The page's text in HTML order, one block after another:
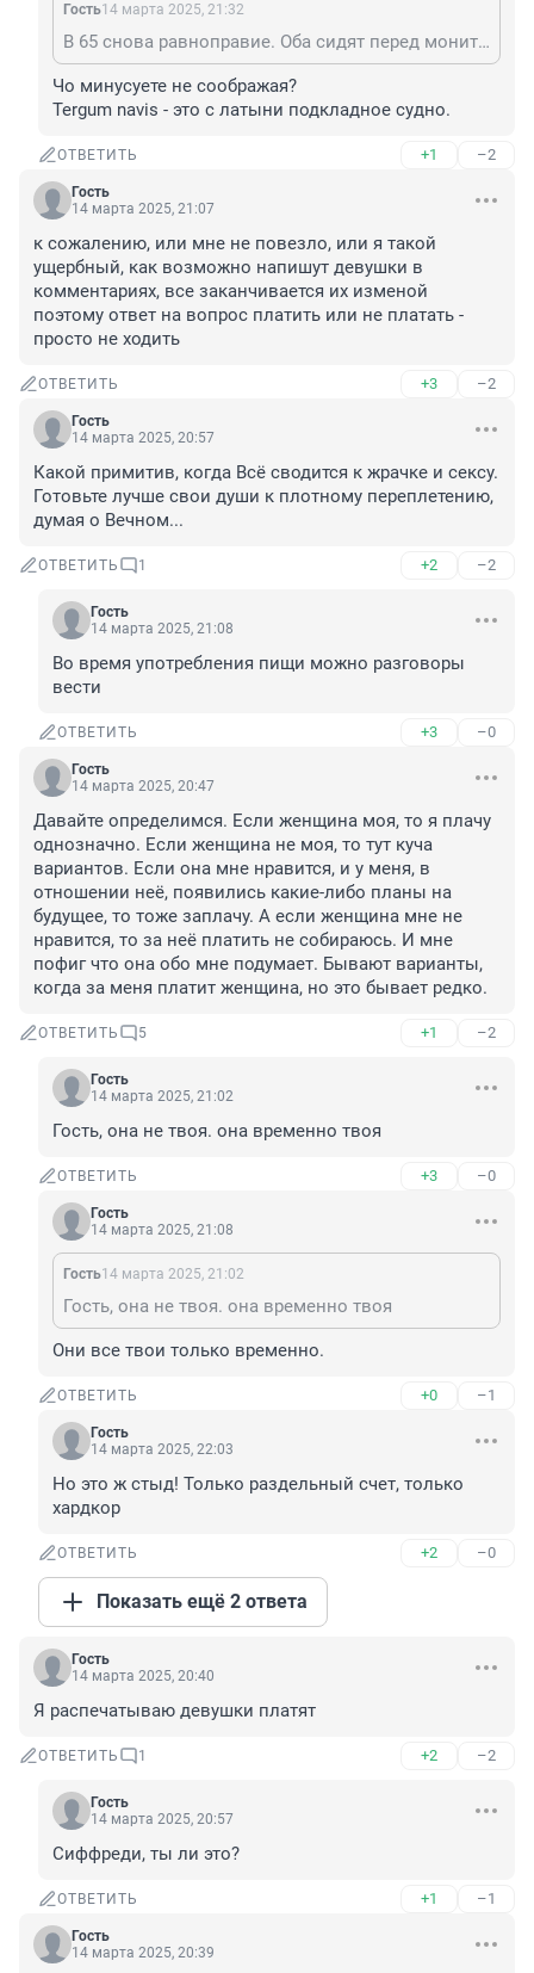
Гость14 марта 2025, 21:32
В 65 снова равноправие. Оба сидят перед монитором и он ей говорит: Дорогая, давай сегодня наконец-то закажем утку. Tergum navis, так сказать.
Чо минусуете не соображая?
Tergum navis - это с латыни подкладное судно.
ОТВЕТИТЬ +1 –2
Гость
14 марта 2025, 21:07
к сожалению, или мне не повезло, или я такой
ущербный, как возможно напишут девушки в
комментариях, все заканчивается их изменой
поэтому ответ на вопрос платить или не платать -
просто не ходить
ОТВЕТИТЬ +3 –2
Гость
14 марта 2025, 20:57
Какой примитив, когда Всё сводится к жрачке и сексу.
Готовьте лучше свои души к плотному переплетению,
думая о Вечном...
ОТВЕТИТЬ 1 +2 –2
Гость
14 марта 2025, 21:08
Во время употребления пищи можно разговоры
вести
ОТВЕТИТЬ +3 –0
Гость
14 марта 2025, 20:47
Давайте определимся. Если женщина моя, то я плачу
однозначно. Если женщина не моя, то тут куча
вариантов. Если она мне нравится, и у меня, в
отношении неё, появились какие-либо планы на
будущее, то тоже заплачу. А если женщина мне не
нравится, то за неё платить не собираюсь. И мне
пофиг что она обо мне подумает. Бывают варианты,
когда за меня платит женщина, но это бывает редко.
ОТВЕТИТЬ 5 +1 –2
Гость
14 марта 2025, 21:02
Гость, она не твоя. она временно твоя
ОТВЕТИТЬ +3 –0
Гость
14 марта 2025, 21:08
Гость14 марта 2025, 21:02
Гость, она не твоя. она временно твоя
Они все твои только временно.
ОТВЕТИТЬ +0 –1
Гость
14 марта 2025, 22:03
Но это ж стыд! Только раздельный счет, только
хардкор
ОТВЕТИТЬ +2 –0
Показать ещё 2 ответа
Гость
14 марта 2025, 20:40
Я распечатываю девушки платят
ОТВЕТИТЬ 1 +2 –2
Гость
14 марта 2025, 20:57
Сиффреди, ты ли это?
ОТВЕТИТЬ +1 –1
Гость
14 марта 2025, 20:39